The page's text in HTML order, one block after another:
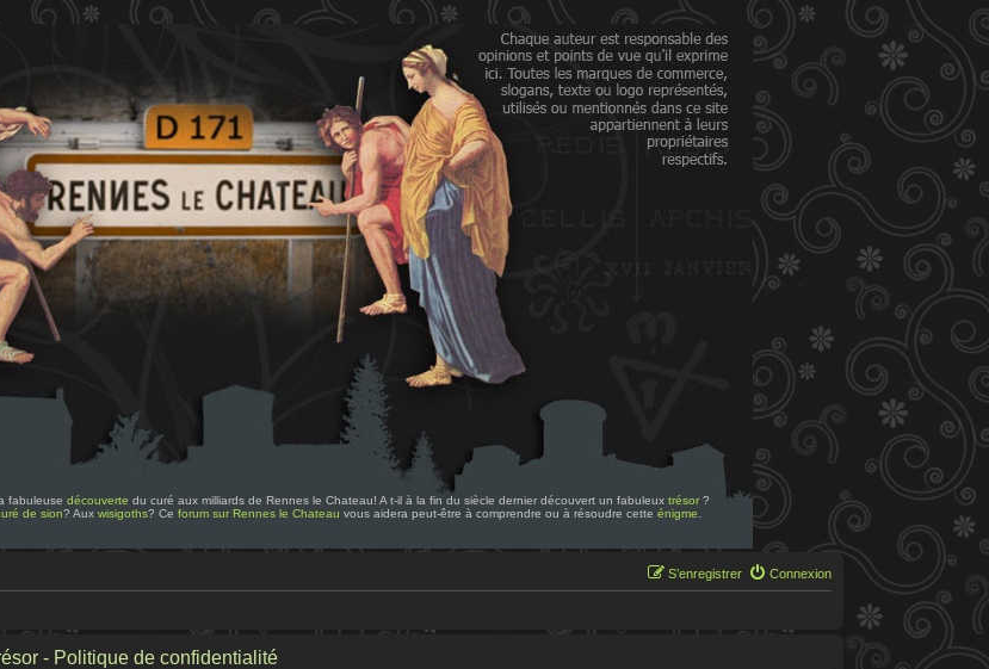
fabuleuse découverte du curé aux milliards de Rennes le Chateau! A t-il à la fin du siècle dernier découvert un fabuleux trésor ?
de sion? Aux wisigoths? Ce forum sur Rennes le Chateau vous aidera peut-être à comprendre ou à résoudre cette énigme
Connexion
S’enregistrer
- Politique de confidentialité